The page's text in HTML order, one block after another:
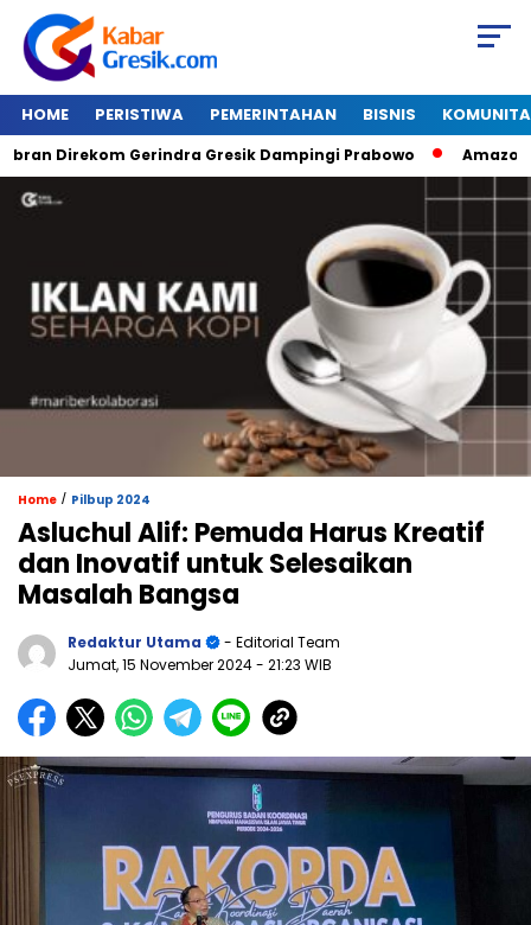
HOME PERISTIWA PEMERINTAHAN BISNIS
Direkom Gerindra Gresik Dampingi Prabowo Amazon
Home / Pilbup 2024
Asluchul Alif: Pemuda Harus Kreatif
dan Inovatif untuk Selesaikan
Masalah Bangsa
Redaktur Utama
- Editorial Team
Jumat, 15 November 2024- 21:23 WIB